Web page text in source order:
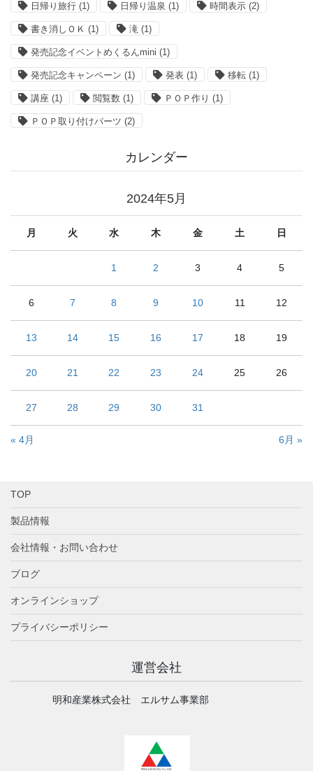
日帰り旅行 (1) 日帰り温泉 (1) 時間表示 (2)
書き消しＯＫ (1) 滝 (1)
発売記念イベントめくるんmini (1)
発売記念キャンペーン (1) 発表 (1) 移転 (1)
講座 (1) 閲覧数 (1) ＰＯＰ作り (1)
ＰＯＰ取り付けパーツ (2)
カレンダー
2024年5月
月 火 水 木 金 土 日
1 2 3 4 5
6 7 8 9 10 11 12
13 14 15 16 17 18 19
20 21 22 23 24 25 26
27 28 29 30 31
« 4月 6月 »
TOP
製品情報
会社情報・お問い合わせ
ブログ
オンラインショップ
プライバシーポリシー
運営会社
明和産業株式会社 エルサム事業部